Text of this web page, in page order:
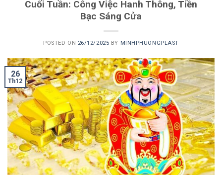
Cuối Tuần: Công Việc Hanh Thông, Tiền
Bạc Sáng Cửa
POSTED ON 26/12/2025 BY MINHPHUONGPLAST
26
Th12